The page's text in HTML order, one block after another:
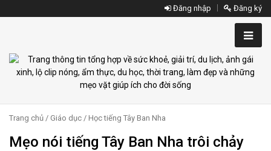
Đăng nhập Đăng ký
Trang chủ / Giáo dục / Học tiếng Tây Ban Nha
Mẹo nói tiếng Tây Ban Nha trôi chảy